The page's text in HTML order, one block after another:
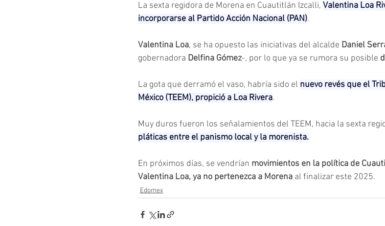
La sexta regidora de Morena en Cuautitlán Izcalli, Valentina Loa
incorporarse al Partido Acción Nacional (PAN).
Valentina Loa, se ha opuesto las iniciativas del alcalde Daniel
gobernadora Delfina Gómez-, por lo que ya se rumora su posible
La gota que derramó el vaso, habría sido el nuevo revés que el
México (TEEM), propició a Loa Rivera.
Muy duros fueron los señalamientos del TEEM, hacia la sexta
pláticas entre el panismo local y la morenista.
En próximos días, se vendrían movimientos en la política de
Valentina Loa, ya no pertenezca a Morena al finalizar este 2025.
Edomex